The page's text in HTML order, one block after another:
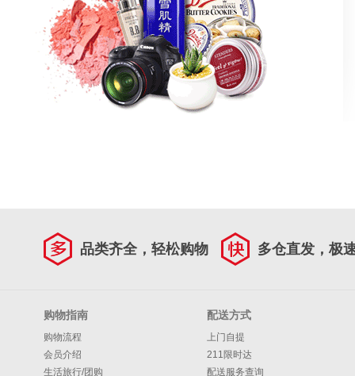
品类齐全，轻松购物 多仓直发，极
购物指南
购物流程
会员介绍
生活旅行/团购
配送方式
上门自提
211限时达
配送服务查询